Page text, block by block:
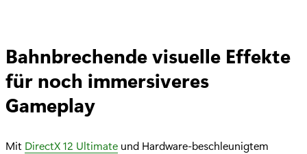
Bahnbrechende visuelle Effekte
für noch immersiveres
Gameplay
Mit DirectX 12 Ultimate und Hardware-beschleunigtem